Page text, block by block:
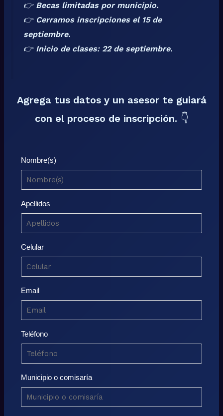
👉 Becas limitadas por municipio.
👉 Cerramos inscripciones el 15 de
septiembre.
👉 Inicio de clases: 22 de septiembre.
Agrega tus datos y un asesor te guiará
con el proceso de inscripción. 👇
Nombre(s)
Apellidos
Celular
Email
Teléfono
Municipio o comisaría